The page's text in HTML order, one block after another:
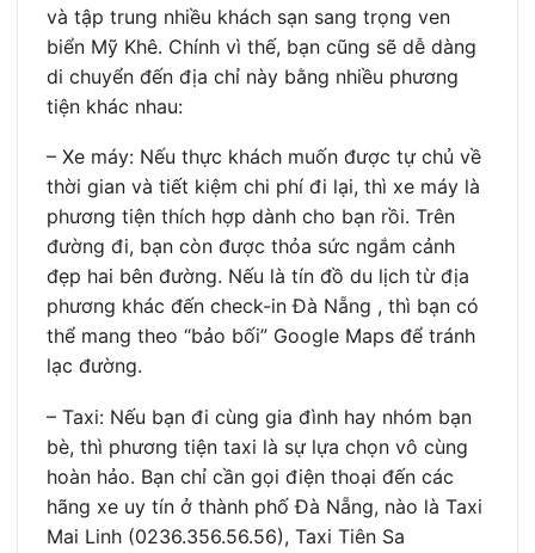
và tập trung nhiều khách sạn sang trọng ven
biển Mỹ Khê. Chính vì thế, bạn cũng sẽ dễ dàng
di chuyển đến địa chỉ này bằng nhiều phương
tiện khác nhau:
– Xe máy: Nếu thực khách muốn được tự chủ về
thời gian và tiết kiệm chi phí đi lại, thì xe máy là
phương tiện thích hợp dành cho bạn rồi. Trên
đường đi, bạn còn được thỏa sức ngắm cảnh
đẹp hai bên đường. Nếu là tín đồ du lịch từ địa
phương khác đến check-in Đà Nẵng , thì bạn có
thể mang theo “bảo bối” Google Maps để tránh
lạc đường.
– Taxi: Nếu bạn đi cùng gia đình hay nhóm bạn
bè, thì phương tiện taxi là sự lựa chọn vô cùng
hoàn hảo. Bạn chỉ cần gọi điện thoại đến các
hãng xe uy tín ở thành phố Đà Nẵng, nào là Taxi
Mai Linh (0236.356.56.56), Taxi Tiên Sa